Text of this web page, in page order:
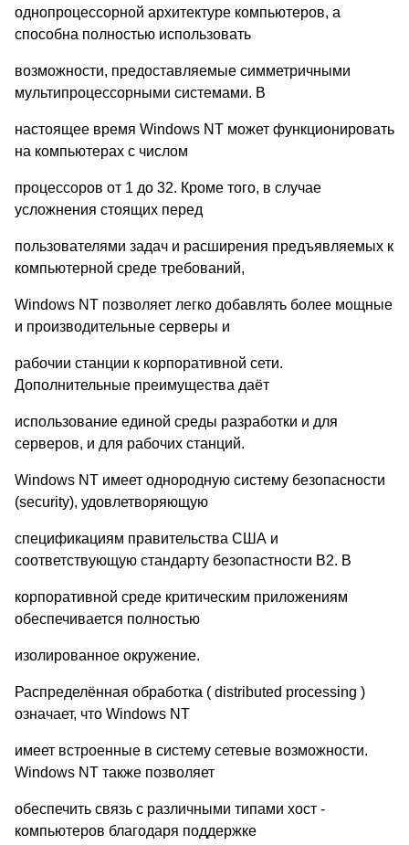
однопроцессорной архитектуре компьютеров, а
способна полностью использовать
возможности, предоставляемые симметричными
мультипроцессорными системами. В
настоящее время Windows NT может функционировать
на компьютерах с числом
процессоров от 1 до 32. Кроме того, в случае
усложнения стоящих перед
пользователями задач и расширения предъявляемых к
компьютерной среде требований,
Windows NT позволяет легко добавлять более мощные
и производительные серверы и
рабочии станции к корпоративной сети.
Дополнительные преимущества даёт
использование единой среды разработки и для
серверов, и для рабочих станций.
Windows NT имеет однородную систему безопасности
(security), удовлетворяющую
спецификациям правительства США и
соответствующую стандарту безопастности В2. В
корпоративной среде критическим приложениям
обеспечивается полностью
изолированное окружение.
Распределённая обработка ( distributed processing )
означает, что Windows NT
имеет встроенные в систему сетевые возможности.
Windows NT также позволяет
обеспечить связь с различными типами хост -
компьютеров благодаря поддержке